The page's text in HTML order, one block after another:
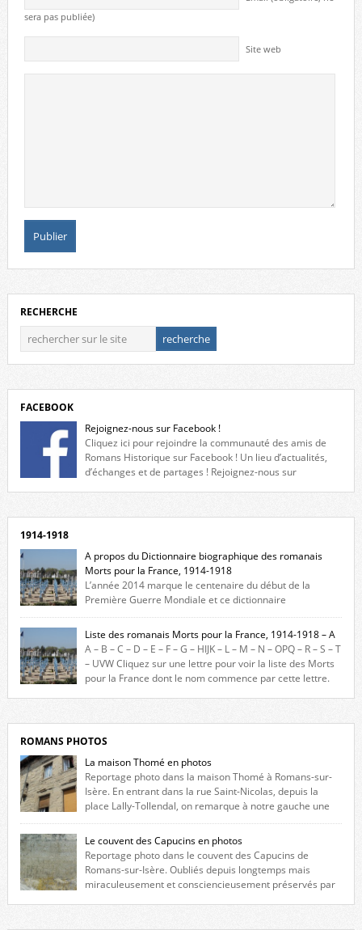
sera pas publiée)
Site web
RECHERCHE
FACEBOOK
Rejoignez-nous sur Facebook !
Cliquez ici pour rejoindre la communauté des amis de
Romans Historique sur Facebook ! Un lieu d’actualités,
d’échanges et de partages ! Rejoignez-nous sur
1914-1918
A propos du Dictionnaire biographique des romanais
Morts pour la France, 1914-1918
L’année 2014 marque le centenaire du début de la
Première Guerre Mondiale et ce dictionnaire
biographique veut rendre hommage aux romanais Morts pour la
France durant ce conflit. La base de cette recherche historique est
constituée des noms gravés sur les plaques commémoratives de
l’Hôtel de Ville, du lycée du Dauphiné et du lycée Triboulet, […]
Liste des romanais Morts pour la France, 1914-1918 – A
A – B – C – D – E – F – G – HIJK – L – M – N – OPQ – R – S – T
– UVW Cliquez sur une lettre pour voir la liste des Morts
pour la France dont le nom commence par cette lettre.
ROMANS PHOTOS
La maison Thomé en photos
Reportage photo dans la maison Thomé à Romans-sur-
Isère. En entrant dans la rue Saint-Nicolas, depuis la
place Lally-Tollendal, on remarque à notre gauche une
maison construite au XVIè siècle. Les deux façades sont ornées de
fenêtres jumelles à meneaux. Entre ces deux étages, on peut voir une
niche qui contient une statue de la Vierge. […]
Le couvent des Capucins en photos
Reportage photo dans le couvent des Capucins de
Romans-sur-Isère. Oubliés depuis longtemps mais
miraculeusement et consciencieusement préservés par